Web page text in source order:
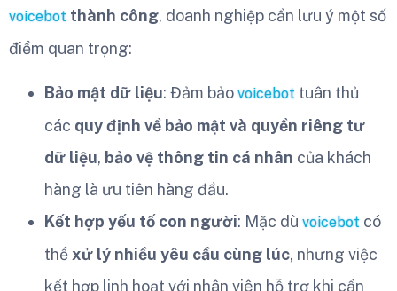
voicebot thành công, doanh nghiệp cần lưu ý một số
điểm quan trọng:
Bảo mật dữ liệu: Đảm bảo voicebot tuân thủ
các quy định về bảo mật và quyền riêng tư
dữ liệu, bảo vệ thông tin cá nhân của khách
hàng là ưu tiên hàng đầu.
Kết hợp yếu tố con người: Mặc dù voicebot có
thểxử lý nhiều yêu cầu cùng lúc, nhưng việc
kết hợp linh hoạt với nhân viên hỗ trợ khi cần